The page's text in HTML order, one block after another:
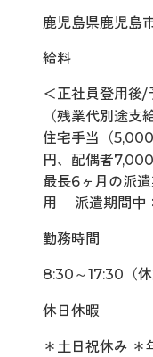
鹿児島県鹿児島
給料
＜正社員登用後
（残業代別途支
住宅手当（
円、配偶者
最長6ヶ月の派
用 派遣期間中
勤務時間
8:30～17:30（休
休日休暇
＊土日祝休み ＊